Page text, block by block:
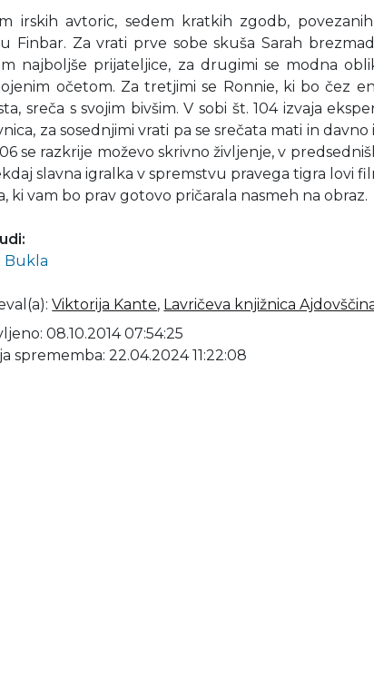
irskih avtoric, sedem kratkih zgodb,
Finbar. Za vrati prve sobe skuša Sarah
najboljše prijateljice, za drugimi se modna
očetom. Za tretjimi se Ronnie, ki bo čez
sreča s svojim bivšim. V sobi št. 104 izvaja
za sosednjimi vrati pa se srečata mati in
se razkrije moževo skrivno življenje, v
slavna igralka v spremstvu pravega tigra lovi
ki vam bo prav gotovo pričarala nasmeh na obraz.
Bukla
:Viktorija Kante, Lavričeva knjižnica
08.10.2014 07:54:25
sprememba: 22.04.2024 11:22:08